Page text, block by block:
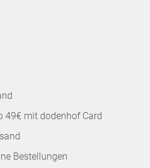
49€ mit dodenhof Card
Bestellungen